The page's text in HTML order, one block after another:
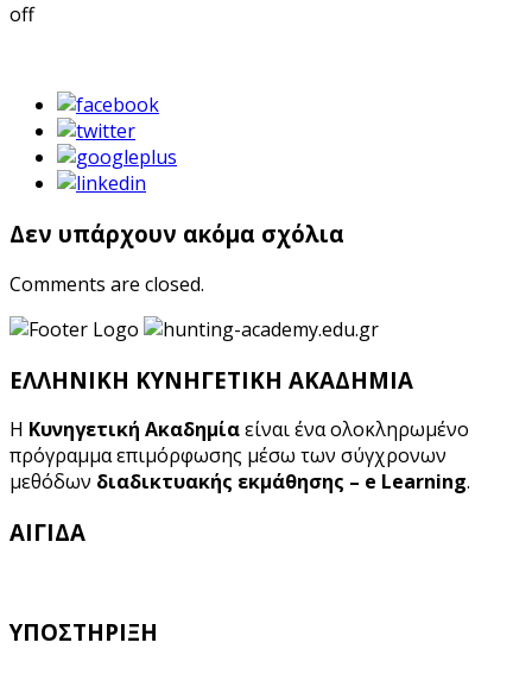
off
Δεν υπάρχουν ακόμα σχόλια
Comments are closed.
ΕΛΛΗΝΙΚΗ ΚΥΝΗΓΕΤΙΚΗ ΑΚΑΔΗΜΙΑ
Η Κυνηγετική Ακαδημίαείναι ένα ολοκληρωμένο
πρόγραμμα επιμόρφωσης μέσω των σύγχρονων
μεθόδων διαδικτυακής εκμάθησης – e Learning.
ΑΙΓΙΔΑ
ΥΠΟΣΤΗΡΙΞΗ